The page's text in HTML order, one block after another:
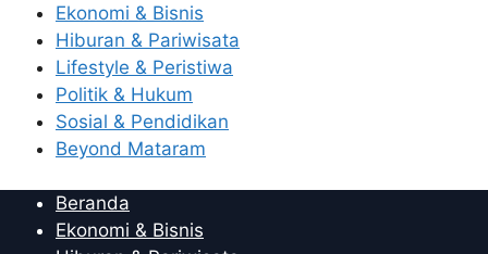
Ekonomi & Bisnis
Hiburan & Pariwisata
Lifestyle & Peristiwa
Politik & Hukum
Sosial & Pendidikan
Beyond Mataram
Beranda
Ekonomi & Bisnis